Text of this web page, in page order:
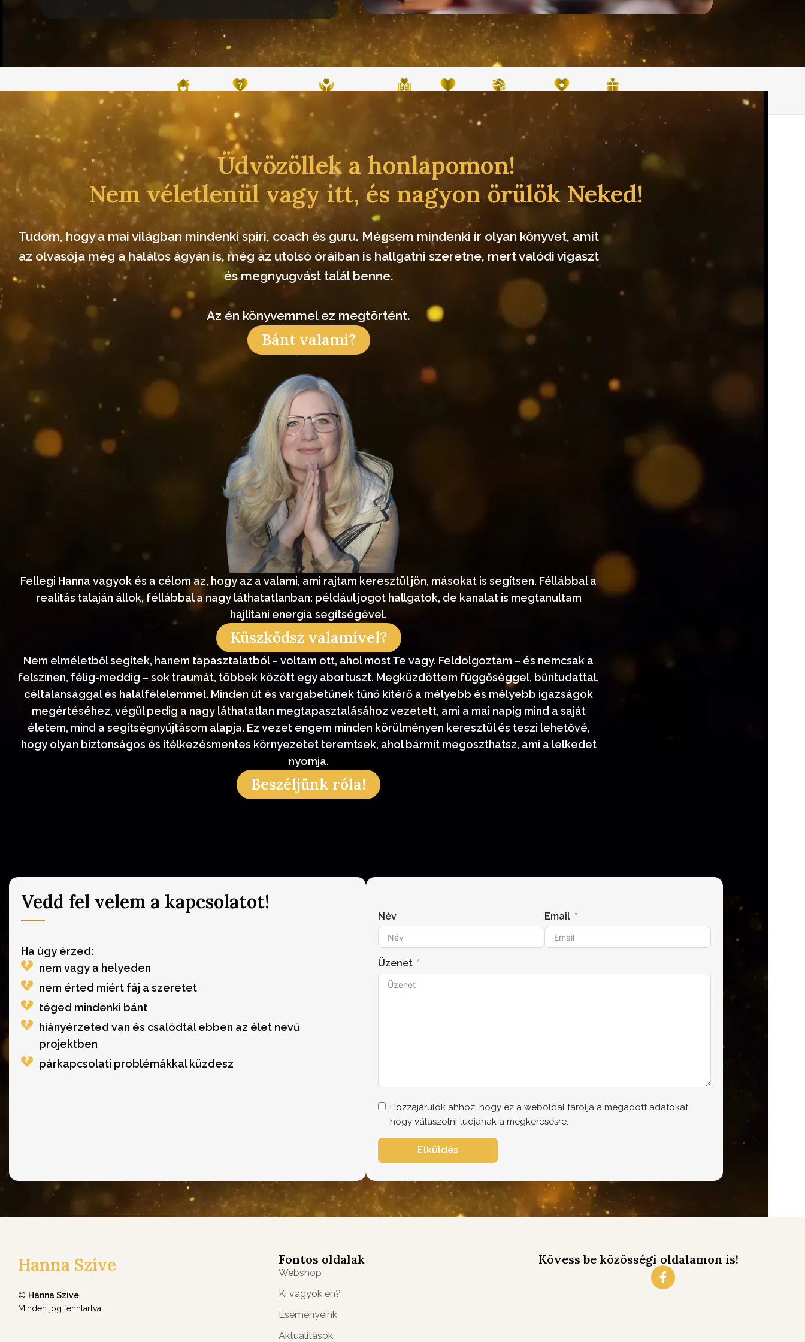
Miben segíthetek? Könyvklub A rizs Inspiráció
Üdvözöllek a honlapomon!
Nem véletlenül vagy itt, és nagyon örülök Neked!
Tudom, hogy a mai világban mindenki spiri, coach és guru. Mégsem mindenki ír olyan könyvet, amit
az olvasója még a halálos ágyán is, még az utolsó óráiban is hallgatni szeretne, mert valódi vigaszt
és megnyugvást talál benne.
Az én könyvemmel ez megtörtént.
Bánt valami?
Fellegi Hanna vagyok és a célom az, hogy az a valami, ami rajtam keresztül jön, másokat is segítsen. Féllábbal a
realitás talaján állok, féllábbal a nagy láthatatlanban: például jogot hallgatok, de kanalat is megtanultam
hajlítani energia segítségével.
Küszködsz valamivel?
Nem elméletből segítek, hanem tapasztalatból – voltam ott, ahol most Te vagy. Feldolgoztam – és nemcsak a
felszínen, félig-meddig – sok traumát, többek között egy abortuszt. Megküzdöttem függőséggel, bűntudattal,
céltalansággal és halálfélelemmel. Minden út és vargabetűnek tűnő kitérő a mélyebb és mélyebb igazságok
megértéséhez, végül pedig a nagy láthatatlan megtapasztalásához vezetett, ami a mai napig mind a saját
életem, mind a segítségnyújtásom alapja. Ez vezet engem minden körülményen keresztül és teszi lehetővé,
hogy olyan biztonságos és ítélkezésmentes környezetet teremtsek, ahol bármit megoszthatsz, ami a lelkedet
nyomja.
Beszéljünk róla!
Vedd fel velem a kapcsolatot!
Ha úgy érzed:
nem vagy a helyeden
nem érted miért fáj a szeretet
téged mindenki bánt
hiányérzeted van és csalódtál ebben az élet nevű
projektben
párkapcsolati problémákkal küzdesz
Név Email
Üzenet
Hozzájárulok ahhoz, hogy ez a weboldal tárolja a megadott adatokat,
hogy válaszolni tudjanak a megkeresésre.
Elküldés
Hanna Szíve
© Hanna Szíve
Minden jog fenntartva.
Fontos oldalak
Webshop
Ki vagyok én?
Eseményeink
Aktualitások
Kövess be közösségi oldalamon is!